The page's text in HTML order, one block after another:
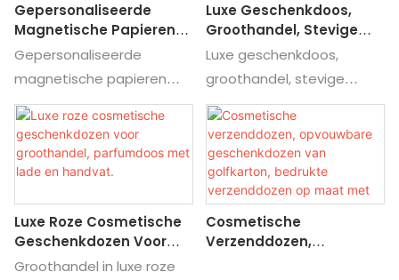
deze papieren
cadeauverpakking van
kraftpapier van hoge
kwaliteit met
gepersonaliseerde
bedrukking, geschikt voor
kaarsen/honingflessen.
kettingen van het merk
Ladedoos voor kettingen,
sieradendoos voor ringen,
oorbellen en armbanden,
sieradendoos met lade,
geschenkdoos.
Gepersonaliseerde
Magnetische Papieren
Geschenkdoos, Gele
Papieren Doos Als
Verpakking.
Gepersonaliseerde
magnetische papieren
geschenkdoos, gele
papieren doosverpakking.
Vind details en prijzen over
de papieren
Custom Magnetic Paper
Gift Box Yellow Paper Box
Packaging.
Luxe Geschenkdoos,
Groothandel, Stevige
Kartonnen Doos Met
Opdruk En Papieren
Sluiting.
Luxe geschenkdoos,
groothandel, stevige
kartonnen doos met
papieren sluiting en
gepersonaliseerde opdruk.
Vind details en prijzen over
deze verpakkingsdoos van
Gift Box Luxury Wholesale
Rigid Cardboard Box
Luxe Roze Cosmetische
Geschenkdozen Voor
Groothandel,
Groothandel in luxe roze
Cosmetische
Verzenddozen,